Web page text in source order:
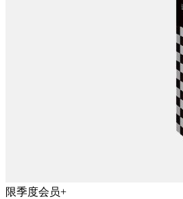
限季度会员+